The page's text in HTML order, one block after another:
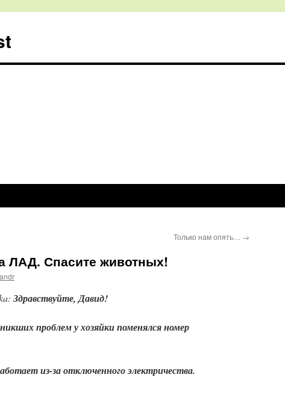
Только нам опять… →
ЛАД. Спасите животных!
Здравствуйте, Давид!
проблем у хозяйки поменялся номер
из-за отключенного электричества.